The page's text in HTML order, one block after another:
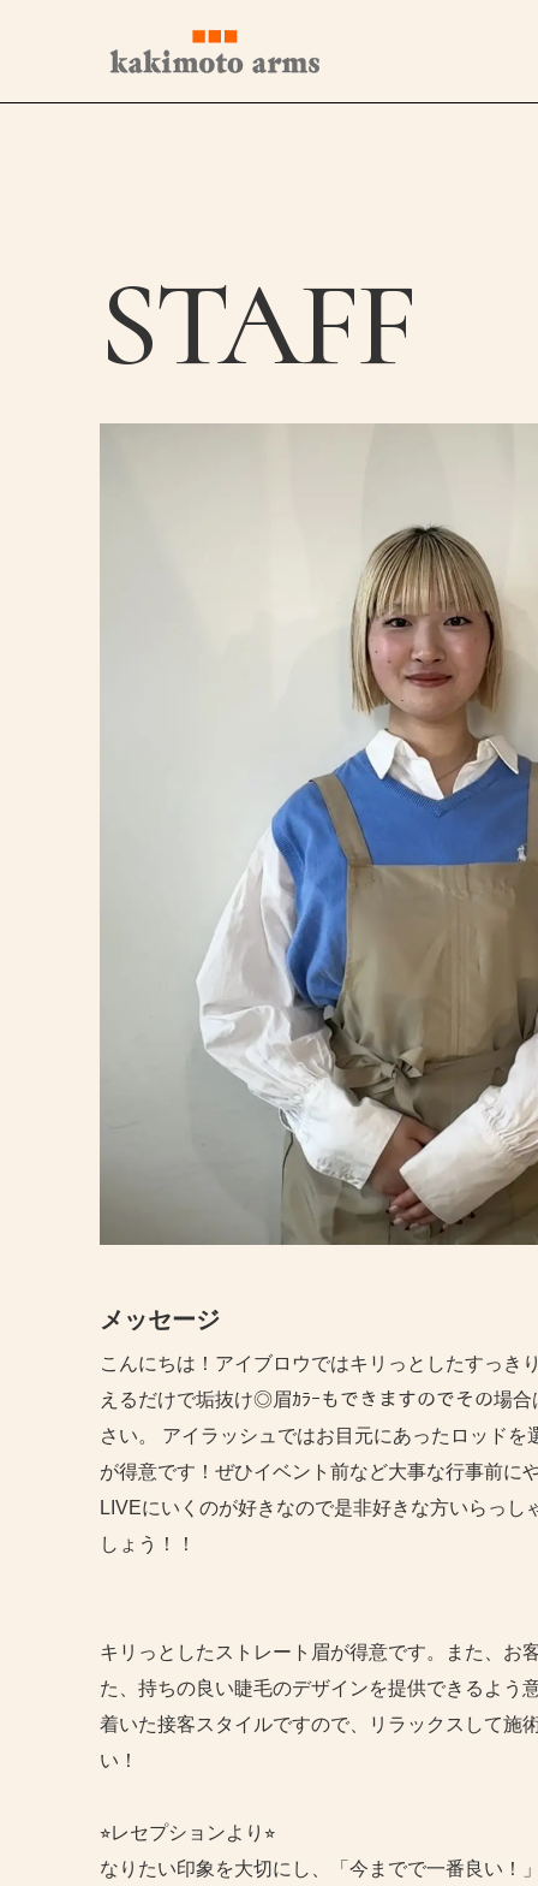
へ
STAFF
メッセージ
こんにちは！アイブロウではキリっとしたすっき
えるだけで垢抜け◎眉ｶﾗｰもできますのでその場
さい。 アイラッシュではお目元にあったロッドを
が得意です！ぜひイベント前など大事な行事前に
LIVEにいくのが好きなので是非好きな方いらっし
しょう！！
キリっとしたストレート眉が得意です。また、お
た、持ちの良い睫毛のデザインを提供できるよう
着いた接客スタイルですので、リラックスして施
い！
⭐︎レセプションより⭐︎
なりたい印象を大切にし、「今までで一番良い！